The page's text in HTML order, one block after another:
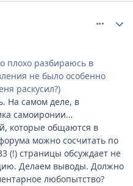
плохо разбираюсь в
не было особенно
раскусил?)
На самом деле, в
самоиронии…
которые общаются в
можно сосчитать по
(!) страницы обсуждает не
Делаем выводы. Должно
любопытство?